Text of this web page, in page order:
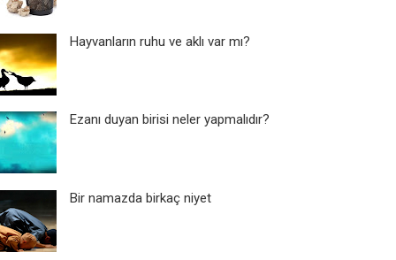
Hayvanların ruhu ve aklı var mı?
Ezanı duyan birisi neler yapmalıdır?
Bir namazda birkaç niyet